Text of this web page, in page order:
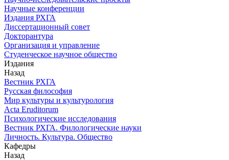
Научные конференции
Издания РХГА
Диссертационный совет
Докторантура
Организация и управление
Студенческое научное общество
Издания
Назад
Вестник РХГА
Русская философия
Мир культуры и культурология
Acta Eruditorum
Психологические исследования
Вестник РХГА. Филологические науки
Личность. Культура. Общество
Кафедры
Назад